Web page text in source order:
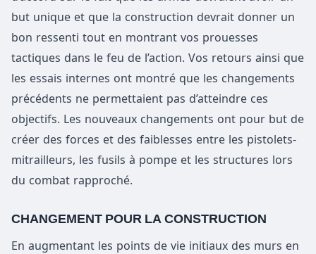
but unique et que la construction devrait donner un
bon ressenti tout en montrant vos prouesses
tactiques dans le feu de l’action. Vos retours ainsi que
les essais internes ont montré que les changements
précédents ne permettaient pas d’atteindre ces
objectifs. Les nouveaux changements ont pour but de
créer des forces et des faiblesses entre les pistolets-
mitrailleurs, les fusils à pompe et les structures lors
du combat rapproché.
CHANGEMENT POUR LA CONSTRUCTION
En augmentant les points de vie initiaux des murs en